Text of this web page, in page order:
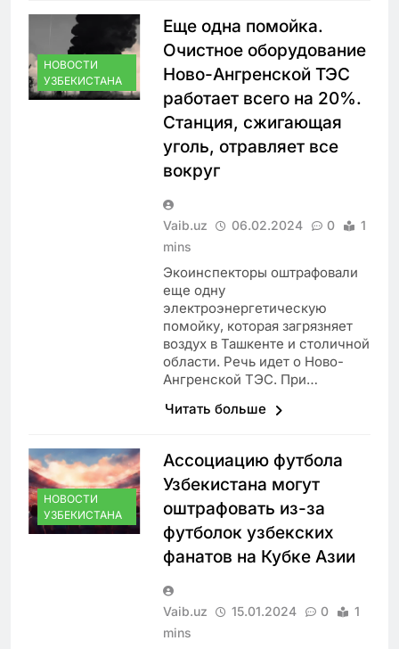
НОВОСТИ
УЗБЕКИСТАНА
Еще одна помойка.
Очистное оборудование
Ново-Ангренской ТЭС
работает всего на 20%.
Станция, сжигающая
уголь, отравляет все
вокруг
Vaib.uz 06.02.2024 0
1
mins
Экоинспекторы оштрафовали
еще одну
электроэнергетическую
помойку, которая загрязняет
воздух в Ташкенте и столичной
области. Речь идет о Ново-
Ангренской ТЭС. При…
Читать больше
НОВОСТИ
УЗБЕКИСТАНА
Ассоциацию футбола
Узбекистана могут
оштрафовать из-за
футболок узбекских
фанатов на Кубке Азии
Vaib.uz 15.01.2024 0
1
mins